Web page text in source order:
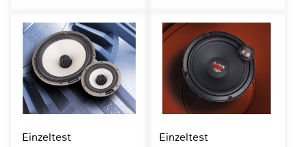
Einzeltest
Einzeltest